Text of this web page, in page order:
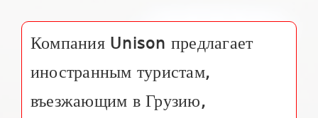
Компания Unison предлагает
иностранным туристам,
въезжающим в Грузию,